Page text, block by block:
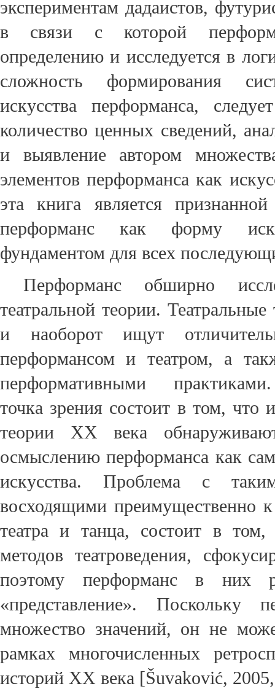
экспериментам дадаистов,
в связи с которой
определению и исследуется в
сложность формирования
искусства перформанса,
количество ценных сведений,
и выявление автором
элементов перформанса как
эта книга является
перформанс как форму
фундаментом для всех
Перформанс обширно
театральной теории. Театральные
и наоборот ищут
перформансом и театром, а
перформативными
точка зрения состоит в том, что
теории XX века
осмыслению перформанса как
искусства. Проблема с
восходящими преимущественно
театра и танца, состоит в
методов театроведения,
поэтому перформанс в них
«представление». Поскольку
множество значений, он не
рамках многочисленных
историй XX века [Šuvaković,